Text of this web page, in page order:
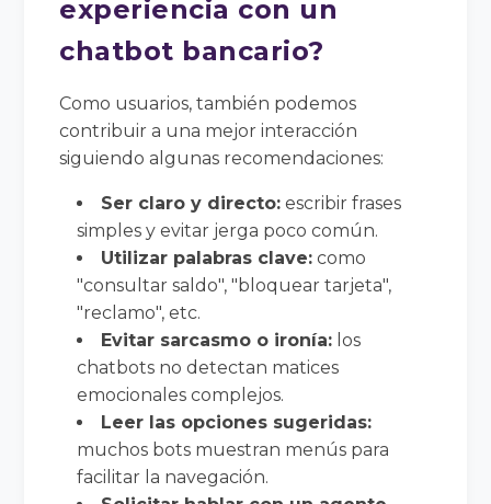
experiencia con un
chatbot bancario?
Como usuarios, también podemos
contribuir a una mejor interacción
siguiendo algunas recomendaciones:
Ser claro y directo: escribir frases
simples y evitar jerga poco común.
Utilizar palabras clave: como
"consultar saldo", "bloquear tarjeta",
"reclamo", etc.
Evitar sarcasmo o ironía: los
chatbots no detectan matices
emocionales complejos.
Leer las opciones sugeridas:
muchos bots muestran menús para
facilitar la navegación.